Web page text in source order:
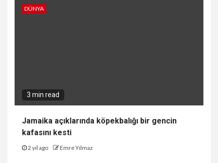
DÜNYA
3 min read
Jamaika açıklarında köpekbalığı bir gencin
kafasını kesti
2 yıl ago Emre Yılmaz